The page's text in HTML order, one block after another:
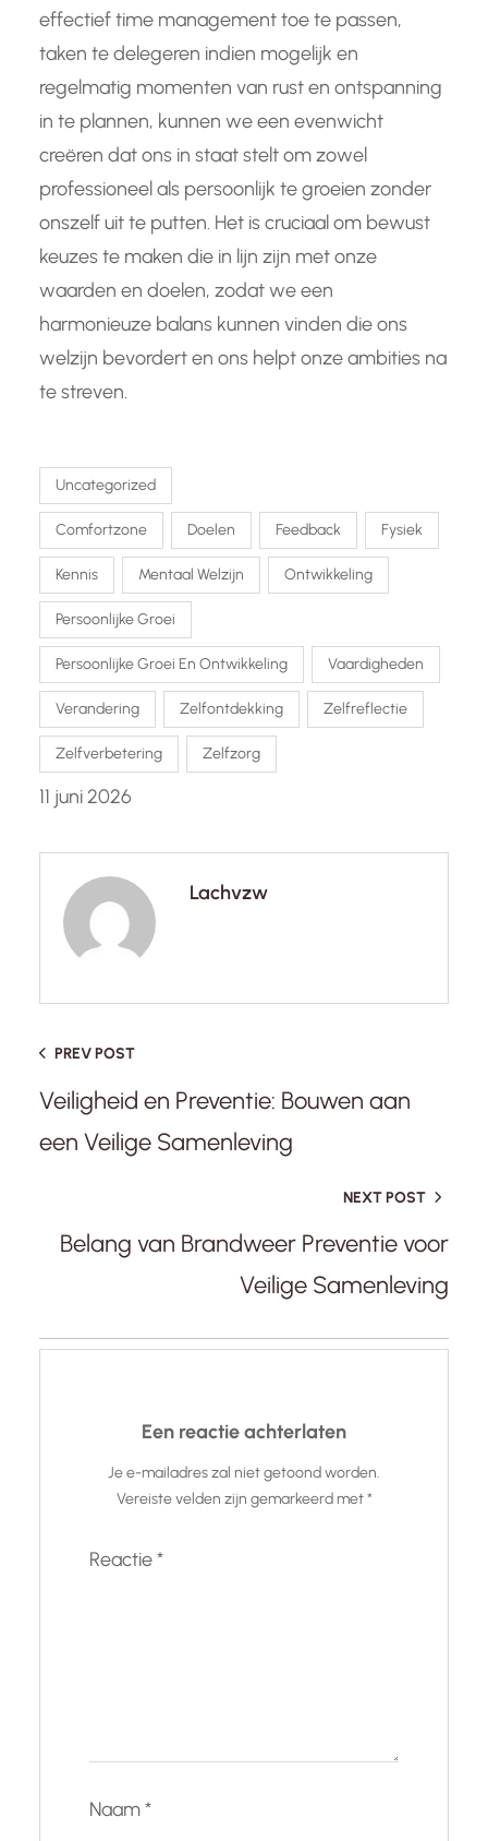
effectief time management toe te passen,
taken te delegeren indien mogelijk en
regelmatig momenten van rust en ontspanning
in te plannen, kunnen we een evenwicht
creëren dat ons in staat stelt om zowel
professioneel als persoonlijk te groeien zonder
onszelf uit te putten. Het is cruciaal om bewust
keuzes te maken die in lijn zijn met onze
waarden en doelen, zodat we een
harmonieuze balans kunnen vinden die ons
welzijn bevordert en ons helpt onze ambities na
te streven.
Uncategorized
Comfortzone Doelen Feedback Fysiek
Kennis Mentaal Welzijn Ontwikkeling
Persoonlijke Groei
Persoonlijke Groei En Ontwikkeling Vaardigheden
Verandering Zelfontdekking Zelfreflectie
Zelfverbetering Zelfzorg
11 juni 2026
Lachvzw
PREV POST
Veiligheid en Preventie: Bouwen aan
een Veilige Samenleving
NEXT POST
Belang van Brandweer Preventie voor
Veilige Samenleving
Een reactie achterlaten
Je e-mailadres zal niet getoond worden.
Vereiste velden zijn gemarkeerd met*
Reactie*
Naam*